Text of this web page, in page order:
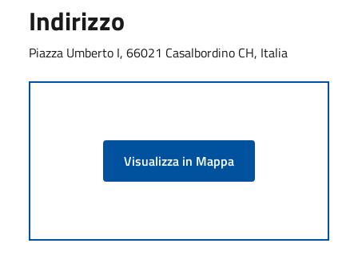
Indirizzo
Piazza Umberto I, 66021 Casalbordino CH, Italia
Visualizza in Mappa